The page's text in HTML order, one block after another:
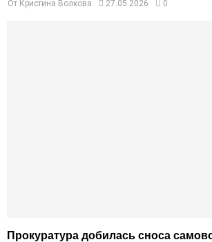
От Кристина Волкова 27.05.2026 0
Прокуратура добилась сноса